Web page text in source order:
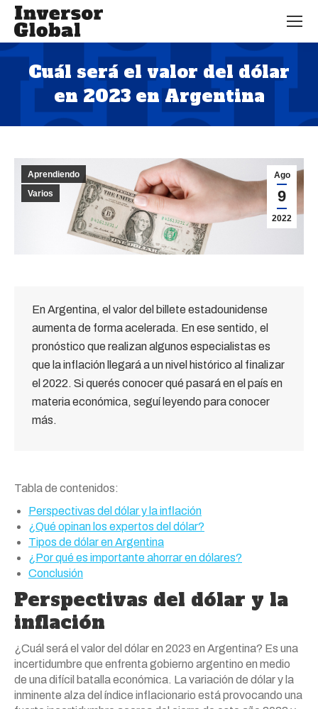
Cuál será el valor del dólar
en 2023 en Argentina
Estás aquí:
Ago
9
2022
Aprendiendo
Varios
En Argentina, el valor del billete estadounidense
aumenta de forma acelerada. En ese sentido, el
pronóstico que realizan algunos especialistas es
que la inflación llegará a un nivel histórico al finalizar
el 2022. Si querés conocer qué pasará en el país en
materia económica, seguí leyendo para conocer
más.
Tabla de contenidos:
Perspectivas del dólar y la inflación
¿Qué opinan los expertos del dólar?
Tipos de dólar en Argentina
¿Por qué es importante ahorrar en dólares?
Conclusión
Perspectivas del dólar y la
inflación
¿Cuál será el valor del dólar en 2023 en Argentina? Es una
incertidumbre que enfrenta gobierno argentino en medio
de una difícil batalla económica. La variación de dólar y la
inminente alza del índice inflacionario está provocando una